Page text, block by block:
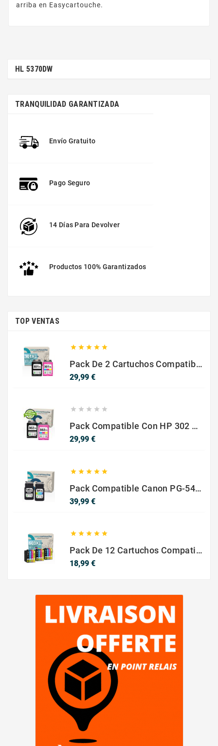
arriba en Easycartouche.
HL 5370DW
TRANQUILIDAD GARANTIZADA
Envío Gratuito
Pago Seguro
14 Días Para Devolver
Productos 100% Garantizados
TOP VENTAS
    
Pack De 2 Cartuchos Compatibles Con HP 301 XL Negro Y Color
29,99 €Precio
    
Pack Compatible Con HP 302 XL Negro Y Color - SIN NIVEL DE TINTA
29,99 €Precio
    
Pack Compatible Canon PG-540 XL / CL-541 XL ? Negro Y Color ? Alta Capacidad
39,99 €Precio
    
Pack De 12 Cartuchos Compatibles EPSON 603XL
18,99 €Precio